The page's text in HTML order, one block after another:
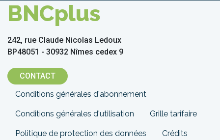
BNCplus
242, rue Claude Nicolas Ledoux
BP48051 - 30932 Nîmes cedex 9
CONTACT
Menu
Pied
de
Conditions générales d'abonnement
Conditions générales d'utilisation Grille tarifaire
Politique de protection des données Crédits